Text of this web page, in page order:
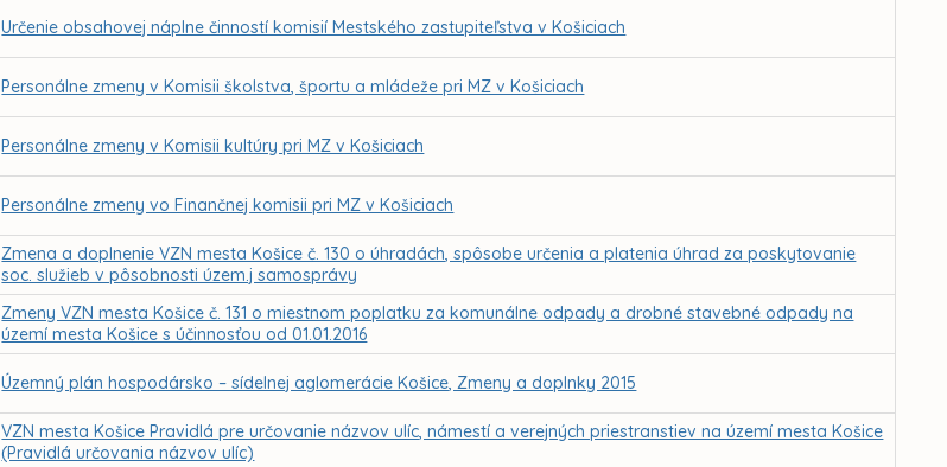
Určenie obsahovej náplne činností komisií Mestského zastupiteľstva v Košiciach
Personálne zmeny v Komisii školstva, športu a mládeže pri MZ v Košiciach
Personálne zmeny v Komisii kultúry pri MZ v Košiciach
Personálne zmeny vo Finančnej komisii pri MZ v Košiciach
Zmena a doplnenie VZN mesta Košice č. 130 o úhradách, spôsobe určenia a platenia úhrad za poskytovanie
soc. služieb v pôsobnosti územ.j samosprávy
Zmeny VZN mesta Košice č. 131 o miestnom poplatku za komunálne odpady a drobné stavebné odpady na
území mesta Košice s účinnosťou od 01.01.2016
Územný plán hospodársko – sídelnej aglomerácie Košice, Zmeny a doplnky 2015
VZN mesta Košice Pravidlá pre určovanie názvov ulíc, námestí a verejných priestranstiev na území mesta Košice
(Pravidlá určovania názvov ulíc)